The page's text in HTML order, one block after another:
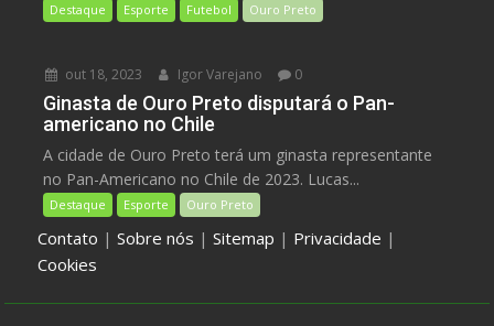
Destaque Esporte Futebol Ouro Preto
out 18, 2023 Igor Varejano 0
Ginasta de Ouro Preto disputará o Pan-
americano no Chile
A cidade de Ouro Preto terá um ginasta representante
no Pan-Americano no Chile de 2023. Lucas...
Destaque Esporte Ouro Preto
Contato |Sobre nós |Sitemap | Privacidade |
Cookies